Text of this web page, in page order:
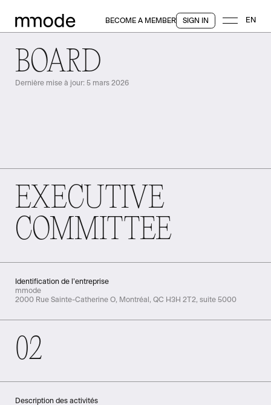
BECOME A MEMBER SIGN IN EN
BOARD
Dernière mise à jour: 5 mars 2026
EXECUTIVE
COMMITTEE
Identification de l’entreprise
mmode
2000 Rue Sainte-Catherine O, Montréal, QC H3H 2T2, suite 5000
02
Description des activités